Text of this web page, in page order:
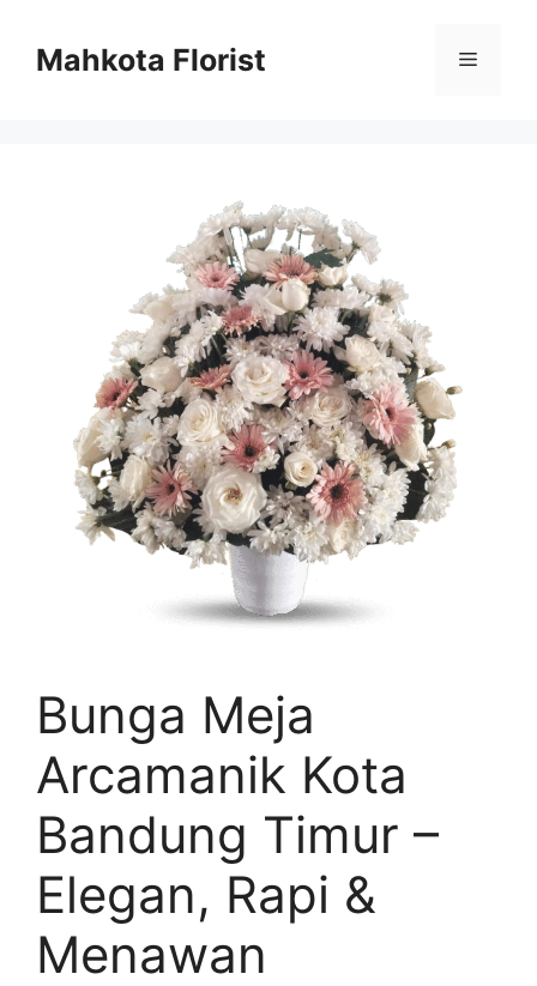
Mahkota Florist
Bunga Meja
Arcamanik Kota
Bandung Timur –
Elegan, Rapi &
Menawan